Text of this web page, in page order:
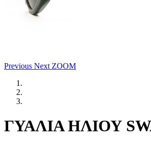
Previous Next ZOOM
ΓΥΑΛΙΑ ΗΛΙΟΥ